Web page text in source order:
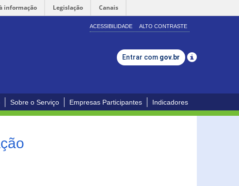
informação Legislação Canais
ACESSIBILIDADE ALTO CONTRASTE
Entrar com gov.br
Sobre o Serviço Empresas Participantes Indicadores